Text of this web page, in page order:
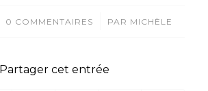
0 COMMENTAIRES
/ PAR MICHÈLE
Partager cet entrée